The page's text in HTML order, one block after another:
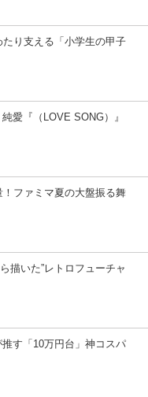
り支える「小学生の甲子
愛『（LOVE SONG）』
ファミマ夏の大盤振る舞
描いた”レトロフューチャ
推す「10万円台」神コスパ